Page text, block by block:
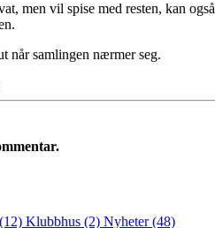
men vil spise med resten, kan også
når samlingen nærmer seg.
Klubbhus (2) Nyheter (48)